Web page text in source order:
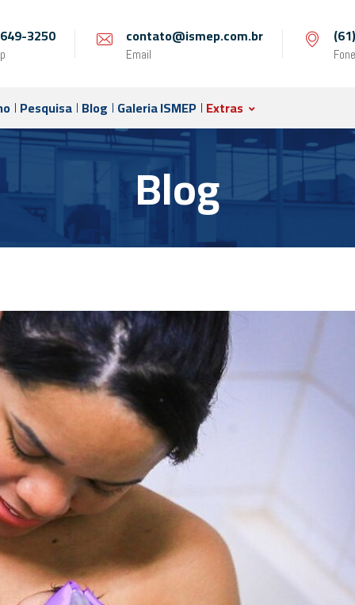
3250 contato@ismep.com.br
Email Fone
Pesquisa Blog Galeria ISMEP Extras
Blog